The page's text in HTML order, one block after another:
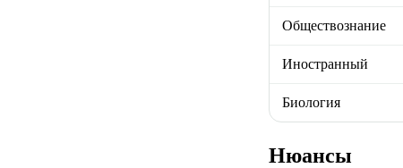
Обществознание
Иностранный
Биология
Нюансы